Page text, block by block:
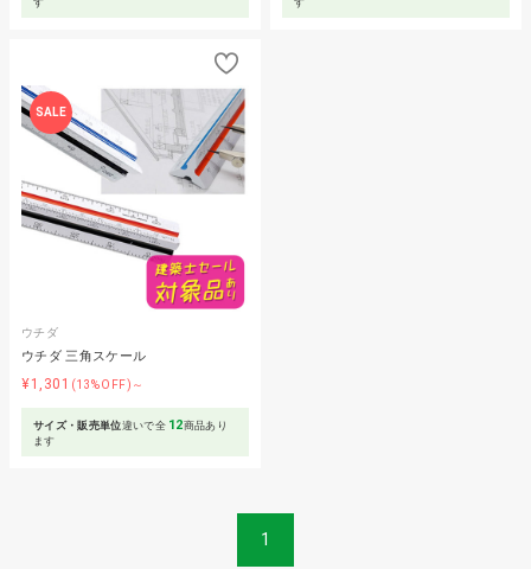
SALE
ウチダ
ウチダ 三角スケール
¥1,301 (13%OFF)～
サイズ・販売単位違いで全 12商品あり
ます
1